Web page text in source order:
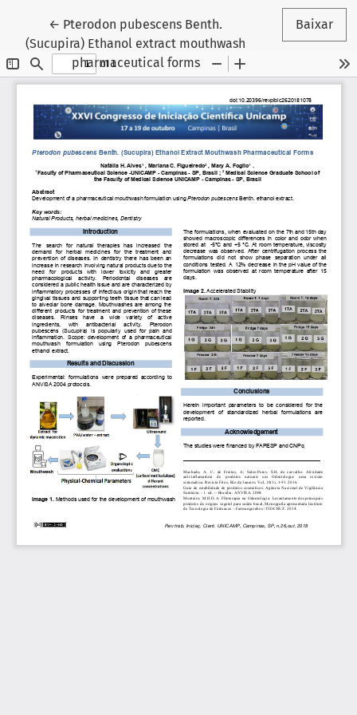
← Voltar aos Detalhes do Artigo
Pterodon pubescens Benth.
(Sucupira) Ethanol extract mouthwash
pharmaceutical forms
Baixar